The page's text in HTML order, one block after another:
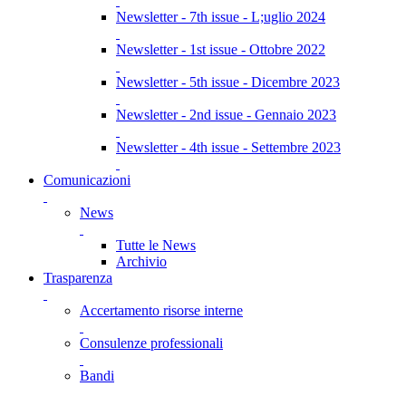
Newsletter - 7th issue - L;uglio 2024
Newsletter - 1st issue - Ottobre 2022
Newsletter - 5th issue - Dicembre 2023
Newsletter - 2nd issue - Gennaio 2023
Newsletter - 4th issue - Settembre 2023
Comunicazioni
News
Tutte le News
Archivio
Trasparenza
Accertamento risorse interne
Consulenze professionali
Bandi